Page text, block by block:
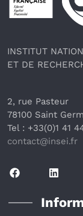
INSTITUT
ET DE
2, rue Pasteur
78100 Saint
Tel : +33(0)1 41
contact@insei.fr